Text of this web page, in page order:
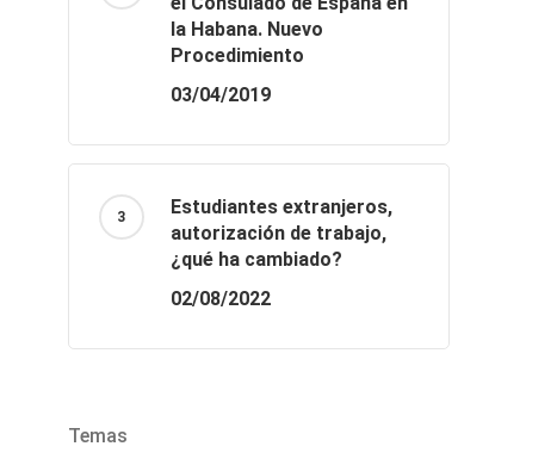
la Habana. Nuevo
Procedimiento
03/04/2019
Estudiantes extranjeros,
autorización de trabajo,
¿qué ha cambiado?
02/08/2022
Temas